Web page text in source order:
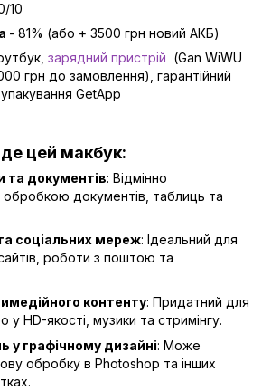
10
- 81% (або + 3500 грн новий АКБ)
зарядний пристрій (Gan WiWU
грн до замовлення), гарантійний
GetApp
цей макбук:
та документів: Відмінно
обробкою документів, таблиць та
соціальних мереж: Ідеальний для
роботи з поштою та
контенту: Придатний для
у HD-якості, музики та стримінгу.
у графічному дизайні: Може
обробку в Photoshop та інших